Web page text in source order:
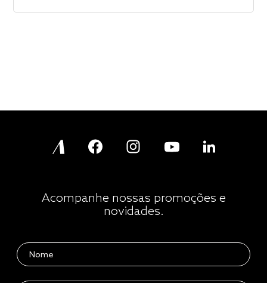
Acompanhe nossas promoções e
novidades.